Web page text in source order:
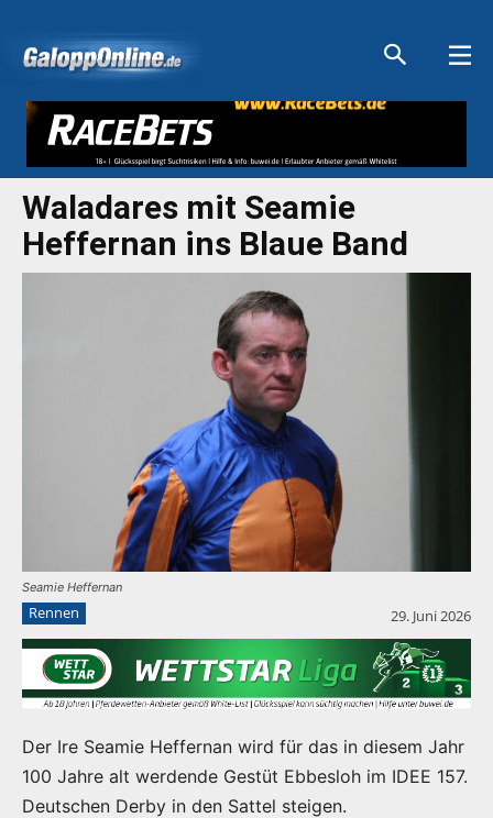
Waladares mit Seamie
Heffernan ins Blaue Band
Seamie Heffernan
Rennen 29. Juni 2026
Der Ire Seamie Heffernan wird für das in diesem Jahr
100 Jahre alt werdende Gestüt Ebbesloh im IDEE 157.
Deutschen Derby in den Sattel steigen.